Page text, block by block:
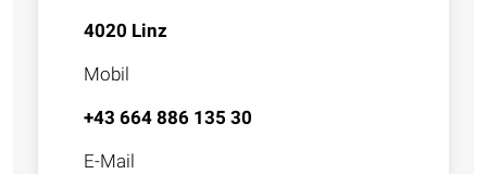
4020 Linz
Mobil
+43 664 886 135 30
E-Mail